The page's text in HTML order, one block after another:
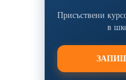
Присъствени
в